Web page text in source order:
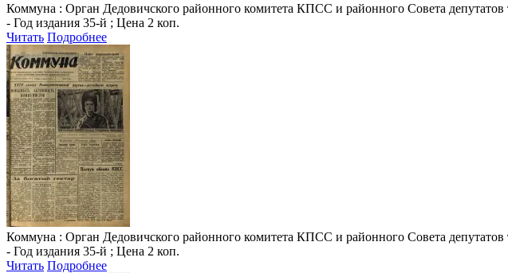
Коммуна : Орган Дедовичского районного комитета КПСС и районного Совета
- Год издания 35-й ; Цена 2 коп.
Читать Подробнее
Коммуна : Орган Дедовичского районного комитета КПСС и районного Совета
- Год издания 35-й ; Цена 2 коп.
Читать Подробнее